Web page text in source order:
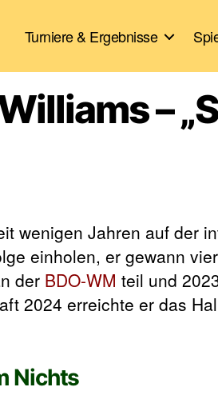
Turniere & Ergebnisse
–
wenigen Jahren auf der
einholen, er gewann vier
der BDO-WM teil und
2024 erreichte er das
Nichts